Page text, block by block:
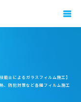
能士によるガラスフィルム施工】
、防犯対策など各種フィルム施工